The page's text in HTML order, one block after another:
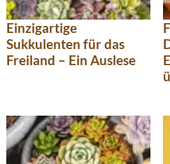
Einzigartige
Sukkulenten für das
Freiland – Ein Auslese